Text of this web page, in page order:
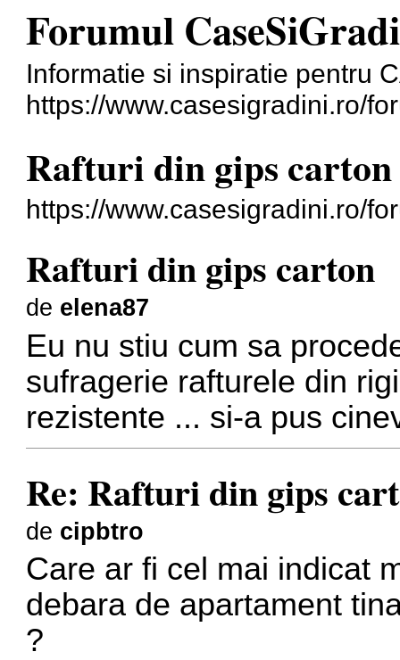
Forumul
Informatie si inspiratie pentru
https://www.casesigradini.ro/
Rafturi din gips carton
https://www.casesigradini.ro/
Rafturi din gips carton
de elena87
Eu nu stiu cum sa
sufragerie rafturele din
rezistente ... si-a pus
Re: Rafturi din gips
de cipbtro
Care ar fi cel mai indicat
debara de apartament
?